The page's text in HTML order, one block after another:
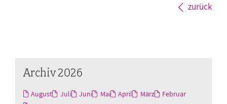
zurück
Archiv 2026
August Juli Juni Mai April März
Februar